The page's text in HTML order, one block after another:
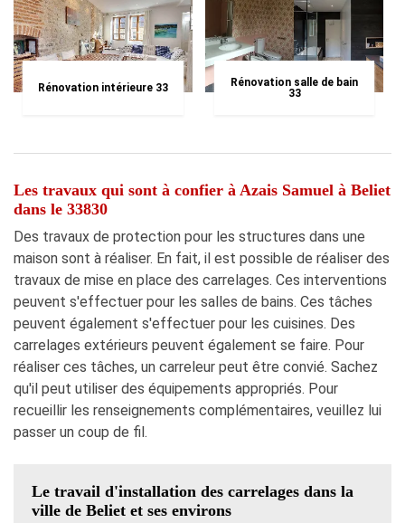
Rénovation intérieure 33
Rénovation salle de bain
33
Les travaux qui sont à confier à Azais Samuel à Beliet
dans le 33830
Des travaux de protection pour les structures dans une
maison sont à réaliser. En fait, il est possible de réaliser des
travaux de mise en place des carrelages. Ces interventions
peuvent s'effectuer pour les salles de bains. Ces tâches
peuvent également s'effectuer pour les cuisines. Des
carrelages extérieurs peuvent également se faire. Pour
réaliser ces tâches, un carreleur peut être convié. Sachez
qu'il peut utiliser des équipements appropriés. Pour
recueillir les renseignements complémentaires, veuillez lui
passer un coup de fil.
Le travail d'installation des carrelages dans la
ville de Beliet et ses environs